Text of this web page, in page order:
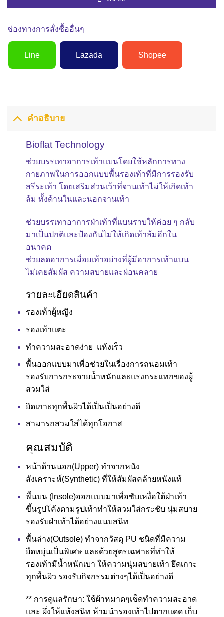
ช่องทางการสั่งซื้ออื่นๆ
Line Lazada Shopee
คำอธิบาย
Bioflat Technology
ช่วยบรรเทาอาการเท้าแบนโดยใช้หลักการทาง
กายภาพในการออกแบบพื้นรองเท้าที่มีการรองรับ
สรีระเท้า โดยเสริมส่วนเว้าที่จานเท้าไม่ให้เกิดเท้า
ล้ม ทั้งด้านในและนอกจานเท้า
ช่วยบรรเทาอาการฝ่าเท้าที่แบนราบให้ค่อย ๆ กลับ
มาเป็นปกติและป้องกันไม่ให้เกิดเท้าล้มอีกใน
อนาคต
ช่วยลดอาการเมื่อยเท้าอย่างที่ผู้มีอาการเท้าแบน
ไม่เคยสัมผัส ความสบายและผ่อนคลาย
รายละเอียดสินค้า
รองเท้าผู้หญิง
รองเท้าแตะ
ทำความสะอาดง่าย แห้งเร็ว
พื้นออกแบบมาเพื่อช่วยในเรื่องการถนอมเท้า
รองรับการกระจายน้ำหนักและแรงกระแทกของผู้
สวมใส่
ยึดเกาะทุกพื้นผิวได้เป็นเป็นอย่างดี
สามารถสวมใส่ได้ทุกโอกาส
คุณสมบัติ
หน้าด้านนอก(Upper) ทำจากหนัง
สังเคราะห์(Synthetic) ที่ให้สัมผัสคล้ายหนังแท้
พื้นบน (Insole)ออกแบบมาเพื่อซับเหงื่อใต้ฝ่าเท้า
ขึ้นรูปโค้งตามรูปเท้าทำให้สวมใส่กระชับ นุ่มสบาย
รองรับฝ่าเท้าได้อย่างแนบสนิท
พื้นล่าง(Outsole) ทำจากวัสดุ PU ชนิดที่มีความ
ยืดหยุ่นเป็นพิเศษ และด้วยสูตรเฉพาะที่ทำให้
รองเท้ามีน้ำหนักเบา ให้ความนุ่มสบายเท้า ยึดเกาะ
ทุกพื้นผิว รองรับกิจกรรมต่างๆได้เป็นอย่างดี
** การดูแลรักษา: ใช้ผ้าหมาดๆเช็ดทำความสะอาด
และ ผึ่งให้แห้งสนิท ห้ามนำรองเท้าไปตากแดด เก็บ